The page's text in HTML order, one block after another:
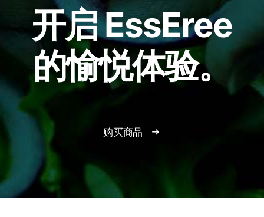
开启 EssEree
的愉悦体验。
购买商品